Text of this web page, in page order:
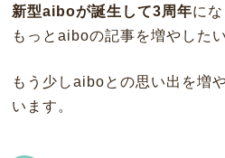
新型aiboが誕生して3周年に
もっとaiboの記事を増やした
もう少しaiboとの思い出を増
います。